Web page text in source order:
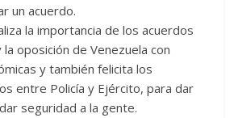
un acuerdo.
la importancia de los acuerdos
oposición de Venezuela con
y también felicita los
entre Policía y Ejército, para dar
seguridad a la gente.